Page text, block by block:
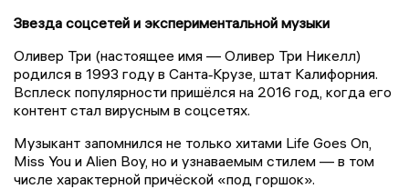
Звезда соцсетей и экспериментальной музыки
Оливер Три (настоящее имя — Оливер Три Никелл)
родился в 1993 году в Санта‑Крузе, штат Калифорния.
Всплеск популярности пришёлся на 2016 год, когда его
контент стал вирусным в соцсетях.
Музыкант запомнился не только хитами Life Goes On,
Miss You и Alien Boy, но и узнаваемым стилем — в том
числе характерной причёской «под горшок».